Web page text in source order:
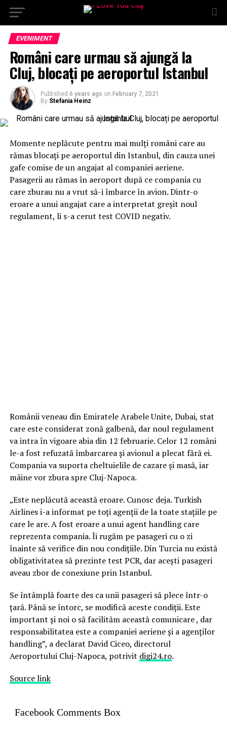
EVENIMENT
Români care urmau să ajungă la
Cluj, blocați pe aeroportul Istanbul
Published 6 years ago on February 7, 2021
By Stefania Heinz
Momente neplăcute pentru mai mulți români care au
rămas blocați pe aeroportul din Istanbul, din cauza unei
gafe comise de un angajat al companiei aeriene.
Pasagerii au rămas în aeroport după ce compania cu
care zburau nu a vrut să-i îmbarce în avion. Dintr-o
eroare a unui angajat care a interpretat greșit noul
regulament, li s-a cerut test COVID negativ.
Românii veneau din Emiratele Arabele Unite, Dubai, stat
care este considerat zonă galbenă, dar noul regulament
va intra în vigoare abia din 12 februarie. Celor 12 români
le-a fost refuzată îmbarcarea și avionul a plecat fără ei.
Compania va suporta cheltuielile de cazare și masă, iar
mâine vor zbura spre Cluj-Napoca.
„Este neplăcută această eroare. Cunosc deja. Turkish
Airlines i-a informat pe toți agenții de la toate stațiile pe
care le are. A fost eroare a unui agent handling care
reprezenta compania. Îi rugăm pe pasageri cu o zi
înainte să verifice din nou condițiile. Din Turcia nu există
obligativitatea să prezinte test PCR, dar acești pasageri
aveau zbor de conexiune prin Istanbul.
Se întâmplă foarte des ca unii pasageri să plece într-o
țară. Până se întorc, se modifică aceste condiții. Este
important și noi o să facilităm această comunicare , dar
responsabilitatea este a companiei aeriene și a agenților
handling”, a declarat David Ciceo, directorul
Aeroportului Cluj-Napoca, potrivit digi24.ro.
Source link
Facebook Comments Box